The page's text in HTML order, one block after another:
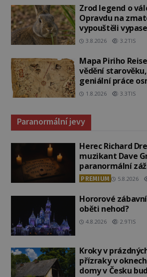
Zrod legend o
Opravdu na
vypouštěli
3.8.2026 3.2TIS
Mapa Piriho
vědění
geniální práce
admirála?
1.8.2026 3.3TIS
Paranormální jevy
Herec Richard
muzikant Dave
paranormální
PREMIUM 5.8.2026
Hororové
oběti nehod?
4.8.2026 2.9TIS
Kroky v
přízraky v
domy v Česku